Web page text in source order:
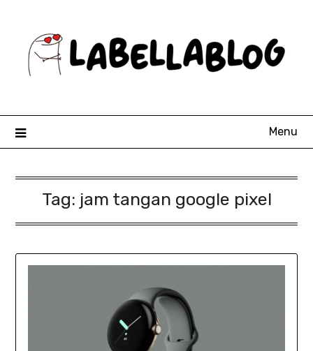
content
Menu
Tag: jam tangan google pixel